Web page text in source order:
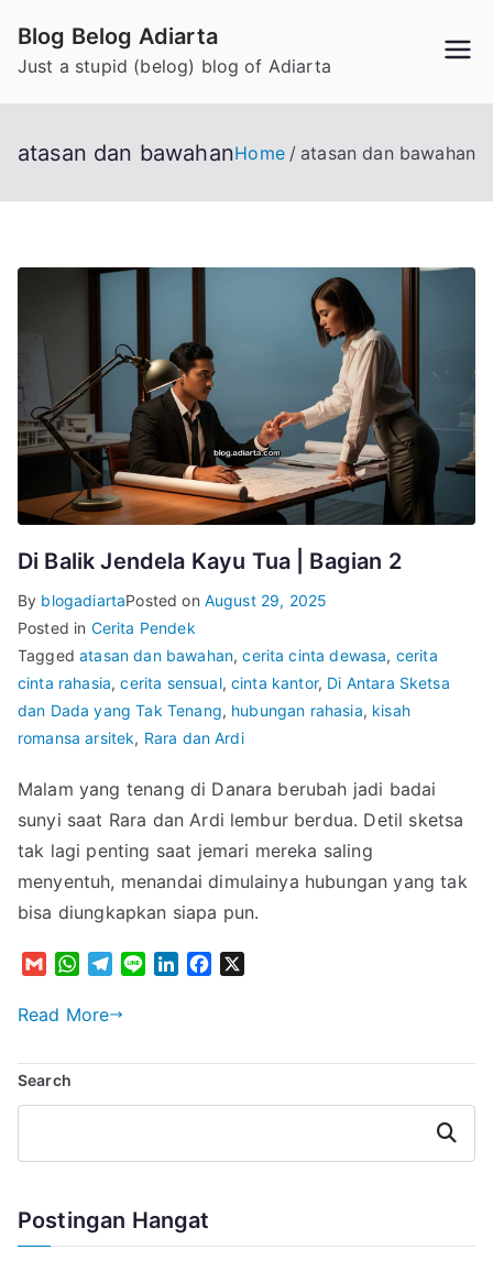
content
Blog Belog Adiarta
Just a stupid (belog) blog of Adiarta
atasan dan bawahanHome atasan dan bawahan
Di Balik Jendela Kayu Tua | Bagian 2
By blogadiartaPosted on August 29, 2025
Posted in Cerita Pendek
Taggedatasan dan bawahan,cerita cinta dewasa, cerita
cinta rahasia,cerita sensual, cinta kantor, Di Antara Sketsa
dan Dada yang Tak Tenang, hubungan rahasia, kisah
romansa arsitek, Rara dan Ardi
Malam yang tenang di Danara berubah jadi badai
sunyi saat Rara dan Ardi lembur berdua. Detil sketsa
tak lagi penting saat jemari mereka saling
menyentuh, menandai dimulainya hubungan yang tak
bisa diungkapkan siapa pun.
G
a
l
W
a
s
p
T
l
g
a
e
I
b
o
Read More
Search
Search
Postingan Hangat